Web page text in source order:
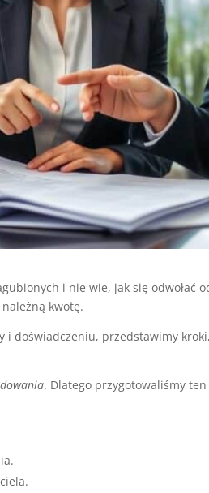
i nie wie, jak się odwołać
kwotę.
doświadczeniu, przedstawimy
. Dlatego przygotowaliśmy